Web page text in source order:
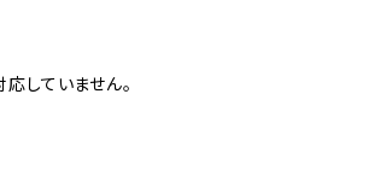
していません。